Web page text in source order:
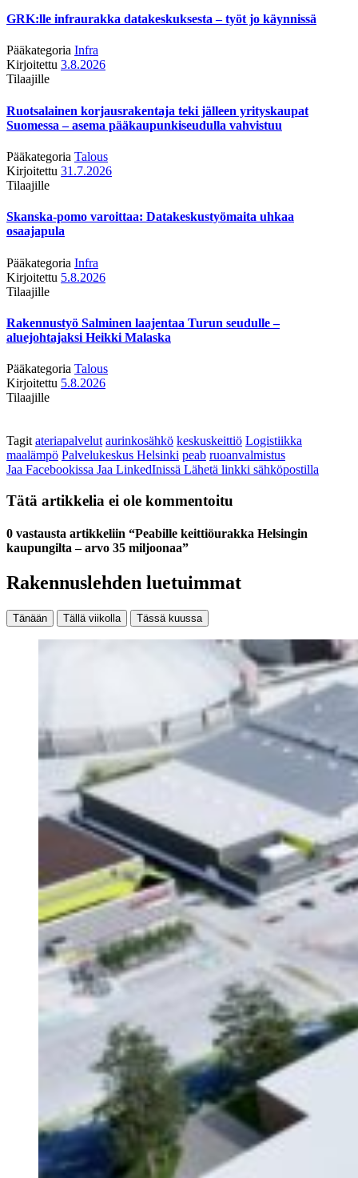
GRK:lle infraurakka datakeskuksesta – työt jo käynnissä
Pääkategoria Infra
Kirjoitettu 3.8.2026
Tilaajille
Ruotsalainen korjausrakentaja teki jälleen yrityskaupat
Suomessa – asema pääkaupunkiseudulla vahvistuu
Pääkategoria Talous
Kirjoitettu 31.7.2026
Tilaajille
Skanska-pomo varoittaa: Datakeskustyömaita uhkaa
osaajapula
Pääkategoria Infra
Kirjoitettu 5.8.2026
Tilaajille
Rakennustyö Salminen laajentaa Turun seudulle –
aluejohtajaksi Heikki Malaska
Pääkategoria Talous
Kirjoitettu 5.8.2026
Tilaajille
Tagit ateriapalvelut aurinkosähkö keskuskeittiö Logistiikka
maalämpö Palvelukeskus Helsinki peab ruoanvalmistus
Jaa Facebookissa Jaa LinkedInissä Lähetä linkki sähköpostilla
Tätä artikkelia ei ole kommentoitu
0 vastausta artikkeliin “Peabille keittiöurakka Helsingin
kaupungilta – arvo 35 miljoonaa”
Rakennuslehden luetuimmat
Tänään Tällä viikolla Tässä kuussa